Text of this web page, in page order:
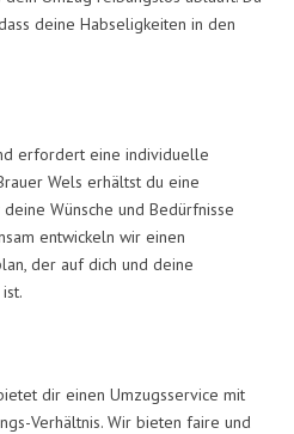
deine Habseligkeiten in den
erfordert eine individuelle
Wels erhältst du eine
Wünsche und Bedürfnisse
entwickeln wir einen
der auf dich und deine
dir einen Umzugsservice mit
Verhältnis. Wir bieten faire und